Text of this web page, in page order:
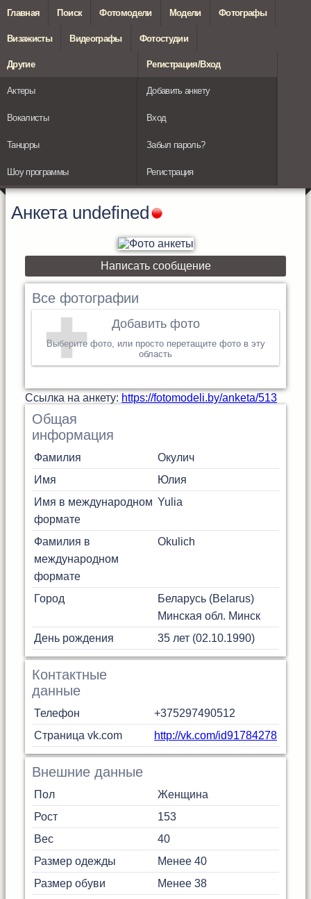
Главная Поиск Фотомодели Модели Фотографы
Визажисты Видеографы Фотостудии
Другие
Актеры
Вокалисты
Танцоры
Шоу программы
Регистрация/Вход
Добавить анкету
Вход
Забыл пароль?
Регистрация
Анкета undefined
Написать сообщение
Все фотографии
Добавить фото
Выберите фото, или просто перетащите фото в эту
область
Cсылка на анкету: https://fotomodeli.by/anketa/513
Общая
информация
Фамилия
Окулич
Имя
Юлия
Имя в международном
формате
Yulia
Фамилия в
международном
формате
Okulich
Город
Беларусь (Belarus)
Минская обл. Минск
День рождения
35 лет (02.10.1990)
Контактные
данные
Телефон
+375297490512
Страница vk.com
http://vk.com/id91784278
Внешние данные
Пол
Женщина
Рост
153
Вес
40
Размер одежды
Менее 40
Размер обуви
Менее 38